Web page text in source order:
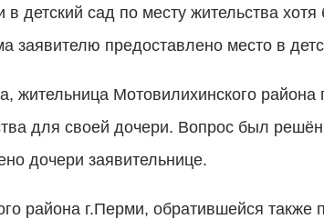
в детский сад по месту жительства
заявителю предоставлено место в
жительница Мотовилихинского
для своей дочери. Вопрос был
дочери заявительнице.
района г.Перми, обратившейся также